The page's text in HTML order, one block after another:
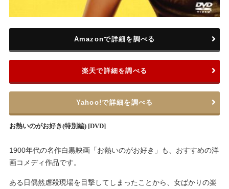
お熱いのがお好き(特別編) [DVD]
Amazonで詳細を調べる
楽天で詳細を調べる
Yahoo!で詳細を調べる
1900年代の名作白黒映画「お熱いのがお好き」も、おすすめの洋
画コメディ作品です。
ある日偶然虐殺現場を目撃してしまったことから、女ばかりの楽